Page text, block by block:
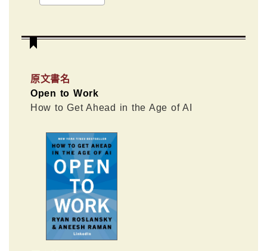
原文書名
Open to Work
How to Get Ahead in the Age of AI